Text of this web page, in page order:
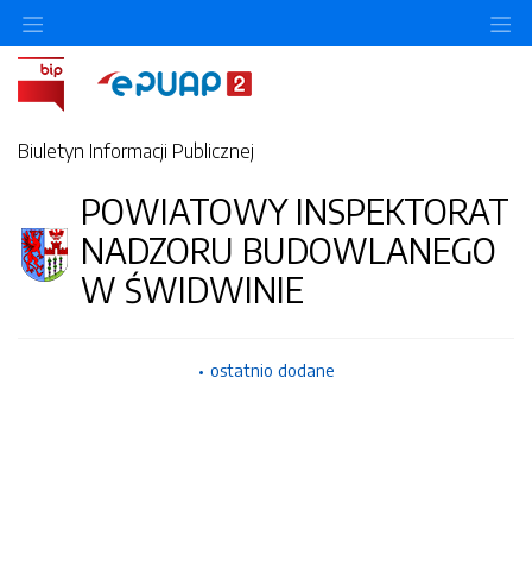
Biuletyn Informacji Publicznej
POWIATOWY INSPEKTORAT
NADZORU BUDOWLANEGO
W ŚWIDWINIE
ostatnio dodane